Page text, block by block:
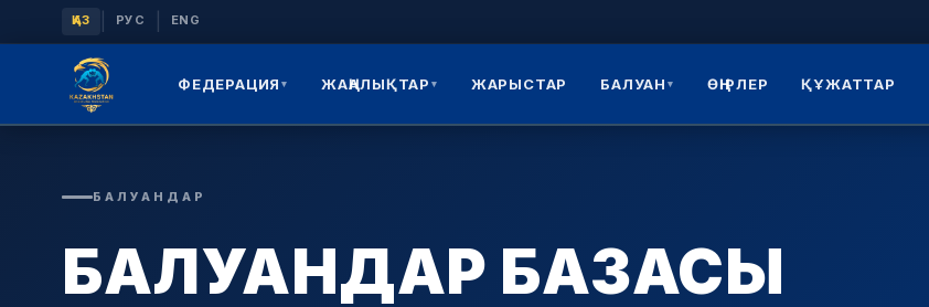
ҚАЗ РУС ENG
ФЕДЕРАЦИЯ ▾ ЖАҢАЛЫҚТАР ▾ ЖАРЫСТАР БАЛУАН ▾ ӨҢІРЛЕР ҚҰЖАТТАР
БАЛУАНДАР
БАЛУАНДАР БАЗАСЫ